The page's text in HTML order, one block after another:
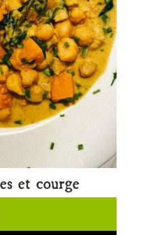
et courge